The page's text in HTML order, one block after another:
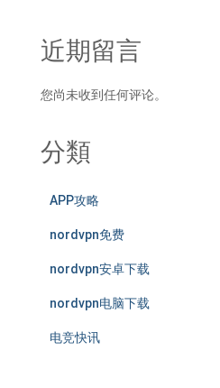
近期留言
您尚未收到任何评论。
分類
APP攻略
nordvpn免费
nordvpn安卓下载
nordvpn电脑下载
电竞快讯